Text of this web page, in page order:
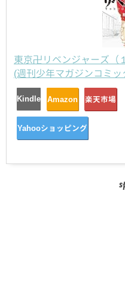
東京卍リベンジャーズ（１
(週刊少年マガジンコミッ
Kindle Amazon 楽天市場
Yahooショッピング